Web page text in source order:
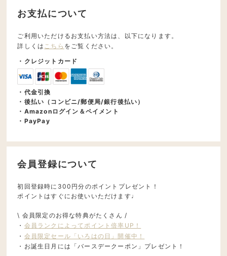
お支払について
ご利用いただけるお支払い方法は、以下になります。
詳しくは こちら をご覧ください。
・クレジットカード
・代金引換
・後払い（コンビニ/郵便局/銀行後払い）
・Amazonログイン＆ペイメント
・PayPay
会員登録について
初回登録時に300円分のポイントプレゼント！
ポイントはすぐにお使いいただけます♩
\ 会員限定のお得な特典がたくさん /
・ 会員ランクによってポイント倍率UP！
・ 会員限定セール「いろはの日」開催中！
・お誕生日月には「バースデークーポン」プレゼント！